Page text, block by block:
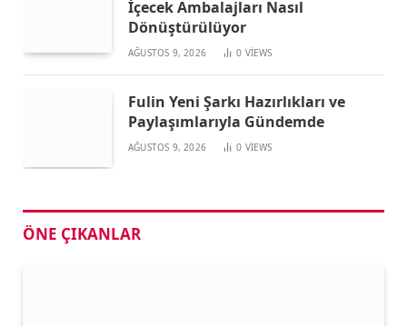
İçecek Ambalajları Nasıl
Dönüştürülüyor
AĞUSTOS 9, 2026 0 VIEWS
Fulin Yeni Şarkı Hazırlıkları ve
Paylaşımlarıyla Gündemde
AĞUSTOS 9, 2026 0 VIEWS
ÖNE ÇIKANLAR